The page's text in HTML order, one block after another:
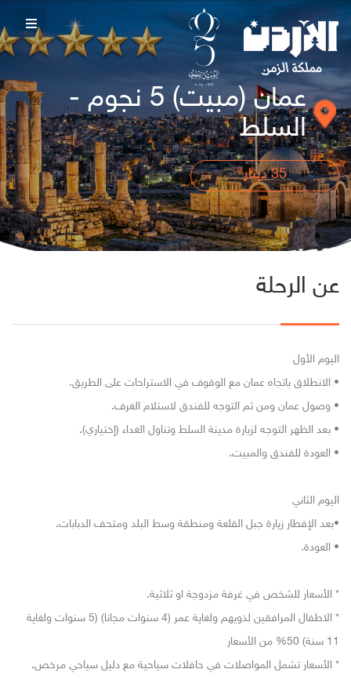
عمان (مبيت) 5 نجوم -
السلط
35دينار
عن الرحلة
اليوم الأول
• الانطلاق باتجاه عمان مع الوقوف في الاستراحات على الطريق.
• وصول عمان ومن ثم التوجه للفندق لاستلام الغرف.
• بعد الظهر التوجه لزيارة مدينة السلط وتناول الغداء (إختياري).
• العودة للفندق والمبيت.
اليوم الثاني
•بعد الإفطار زيارة جبل القلعة ومنطقة وسط البلد ومتحف الدبابات.
• العودة.
* الأسعار للشخص في غرفة مزدوجة او ثلاثية.
* الاطفال المرافقين لذويهم ولغاية عمر (4 سنوات مجانا) (5 سنوات ولغاية
11 سنة) 50% من الأسعار
* الأسعار تشمل المواصلات في حافلات سياحية مع دليل سياحي مرخص.